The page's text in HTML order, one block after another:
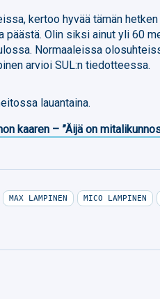
kertoo hyvää tämän hetken
päästä. Olin siksi ainut yli 60
Normaaleissa
arvioi SUL:n tiedotteessa.
lauantaina.
kaaren – ”Äijä on
MAX LAMPINEN MICO LAMPINEN